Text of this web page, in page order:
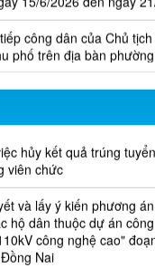
công dân của Chủ
phố trên địa bàn
án bồi thường, hỗ trợ, tái
viên chức
và lấy ý kiến phương
hộ dân thuộc dự án công
công nghệ cao"
Nai